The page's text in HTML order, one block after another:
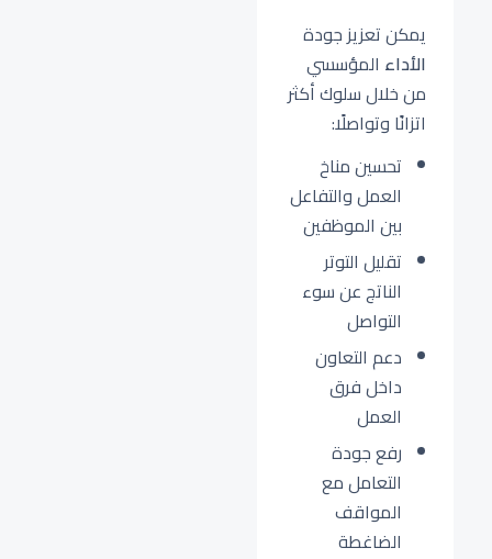
يمكن تعزيز جودة
الأداء المؤسسي
من خلال سلوك أكثر
اتزانًا وتواصلًا:
تحسين مناخ
العمل والتفاعل
بين الموظفين
تقليل التوتر
الناتج عن سوء
التواصل
دعم التعاون
داخل فرق
العمل
رفع جودة
التعامل مع
المواقف
الضاغطة